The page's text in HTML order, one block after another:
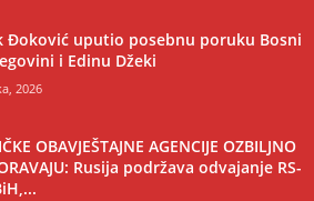
Đoković uputio posebnu poruku Bosni
i Edinu Džeki
2026
OBAVJEŠTAJNE AGENCIJE OZBILJNO
Rusija podržava odvajanje RS-